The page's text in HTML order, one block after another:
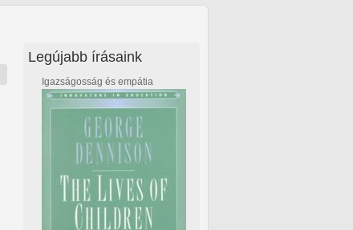
Legújabb írásaink
Igazságosság és empátia